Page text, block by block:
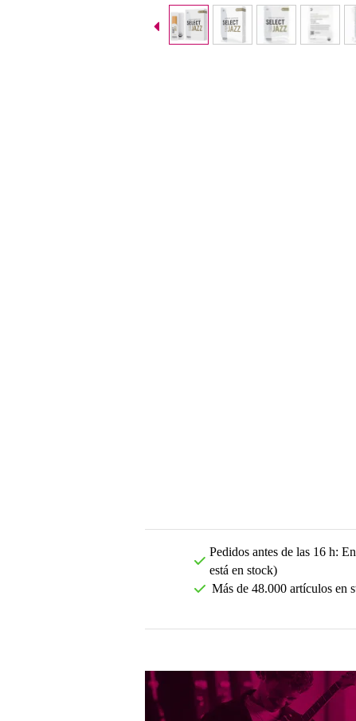
Pedidos antes de las 16 h:
está en stock)
Más de 48.000 artículos en